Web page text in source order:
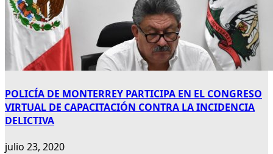
POLICÍA DE MONTERREY PARTICIPA EN EL CONGRESO
VIRTUAL DE CAPACITACIÓN CONTRA LA INCIDENCIA
DELICTIVA
julio 23, 2020